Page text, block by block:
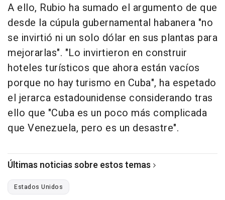
A ello, Rubio ha sumado el argumento de que
desde la cúpula gubernamental habanera "no
se invirtió ni un solo dólar en sus plantas para
mejorarlas". "Lo invirtieron en construir
hoteles turísticos que ahora están vacíos
porque no hay turismo en Cuba", ha espetado
el jerarca estadounidense considerando tras
ello que "Cuba es un poco más complicada
que Venezuela, pero es un desastre".
Últimas noticias sobre estos temas
Estados Unidos